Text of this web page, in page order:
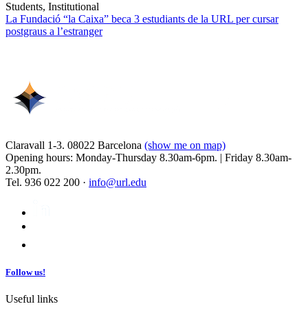
Students, Institutional
La Fundació “la Caixa” beca 3 estudiants de la URL per cursar
postgraus a l’estranger
Claravall 1-3. 08022 Barcelona (show me on map)
Opening hours: Monday-Thursday 8.30am-6pm. | Friday 8.30am-
2.30pm.
Tel. 936 022 200 · info@url.edu
Follow us!
Useful links